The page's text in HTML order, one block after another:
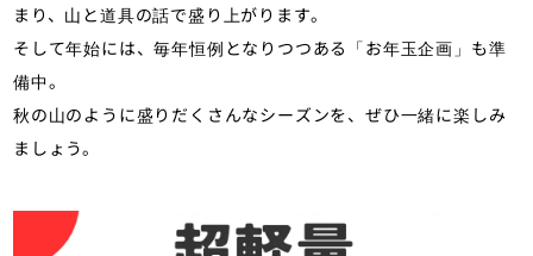
まり、山と道具の話で盛り上がります。
そして年始には、毎年恒例となりつつある「お年玉企画」も準
備中。
秋の山のように盛りだくさんなシーズンを、ぜひ一緒に楽しみ
ましょう。